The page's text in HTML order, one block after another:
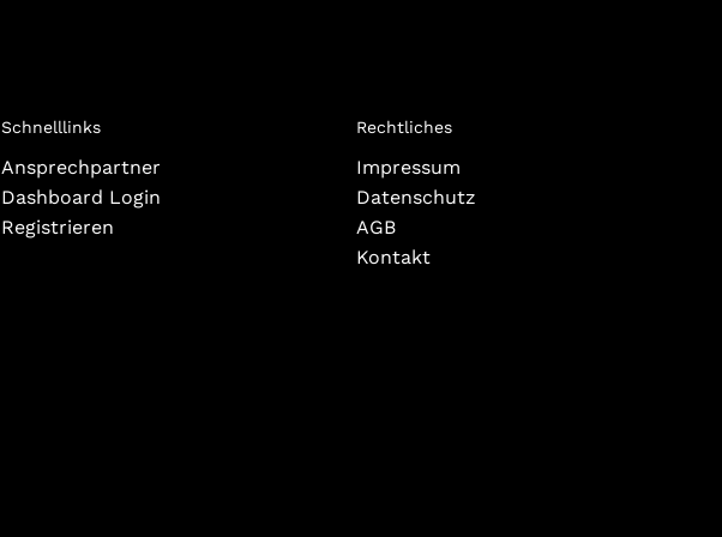
Schnelllinks
Ansprechpartner
Dashboard Login
Registrieren
Rechtliches
Impressum
Datenschutz
AGB
Kontakt